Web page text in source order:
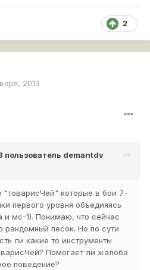
2
2013
demantdv
"товарисЧей" которые в бои 7-
первого уровня объедияясь
и мс-1). Понимаю, что сейчас
рандомный песок. Но по сути
ли какие то инструменты
Помогает ли жалоба
поведение?